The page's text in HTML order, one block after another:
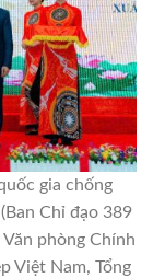
gia chống
Chỉ đạo 389
phòng Chính
Việt Nam, Tổng